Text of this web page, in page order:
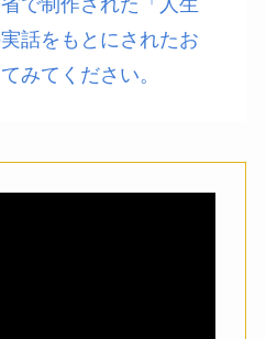
で制作された「人生
話をもとにされたお
みてください。